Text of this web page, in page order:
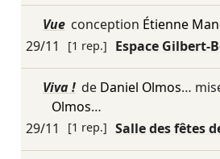
Vue conception Étienne
29/11
[1 rep.] Espace Gilbert-
Viva ! de Daniel Olmos…
Olmos…
29/11
[1 rep.] Salle des fêtes